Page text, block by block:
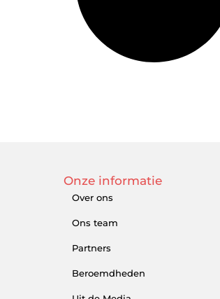
Onze informatie
Over ons
Ons team
Partners
Beroemdheden